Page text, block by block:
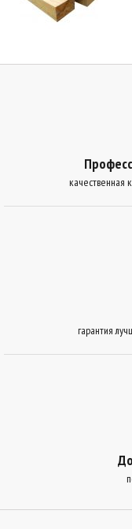
качественная
гарантия